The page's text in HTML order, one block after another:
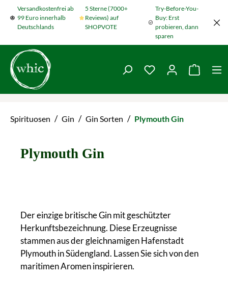
Zum Hauptinhalt springen
Versandkostenfrei ab
99 Euro innerhalb
Deutschlands
5 Sterne (7000+
Reviews) auf
SHOPVOTE
Try-Before-You-
Buy: Erst
probieren, dann
sparen
Du hast 0
Spirituosen / Gin / Gin Sorten / Plymouth Gin
Plymouth Gin
Der einzige britische Gin mit geschützter
Herkunftsbezeichnung. Diese Erzeugnisse
stammen aus der gleichnamigen Hafenstadt
Plymouth in Südengland. Lassen Sie sich von den
maritimen Aromen inspirieren.